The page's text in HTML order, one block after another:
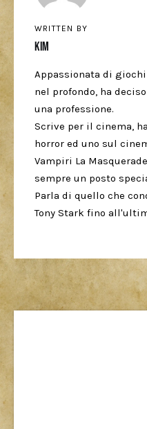
WRITTEN BY
Kim
Appassionata di
nel profondo, ha
una professione.
Scrive per il cinema,
horror ed uno sul
Vampiri La
sempre un posto
Parla di quello che
Tony Stark fino